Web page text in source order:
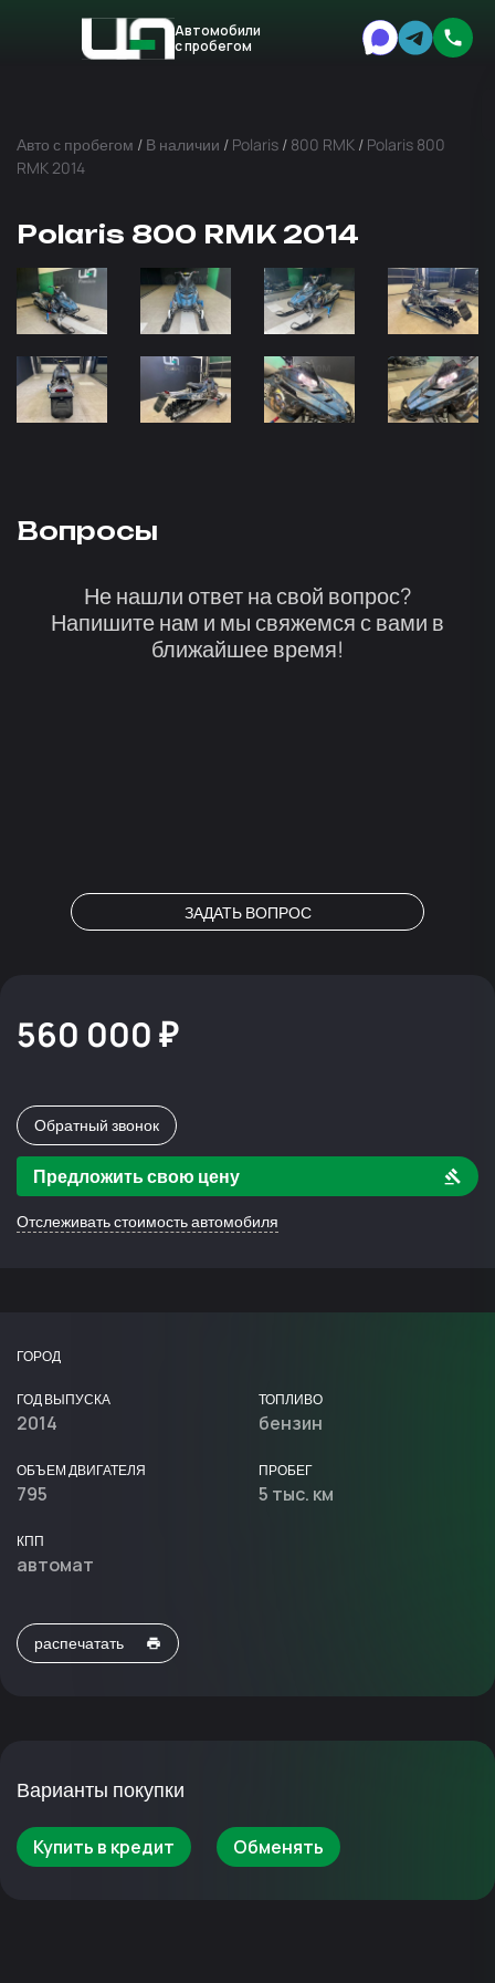
Автомобили
с пробегом
Авто с пробегом / В наличии / Polaris / 800 RMK / Polaris 800
RMK 2014
Polaris 800 RMK 2014
Вопросы
Не нашли ответ на свой вопрос?
Напишите нам и мы свяжемся с вами в
ближайшее время!
ЗАДАТЬ ВОПРОС
560 000 ₽
Обратный звонок
Предложить свою цену
Отслеживать стоимость автомобиля
ГОРОД
ГОД ВЫПУСКА
2014
ТОПЛИВО
бензин
ОБЪЕМ ДВИГАТЕЛЯ
795
ПРОБЕГ
5 тыс. км
КПП
автомат
распечатать
Варианты покупки
Купить в кредит Обменять